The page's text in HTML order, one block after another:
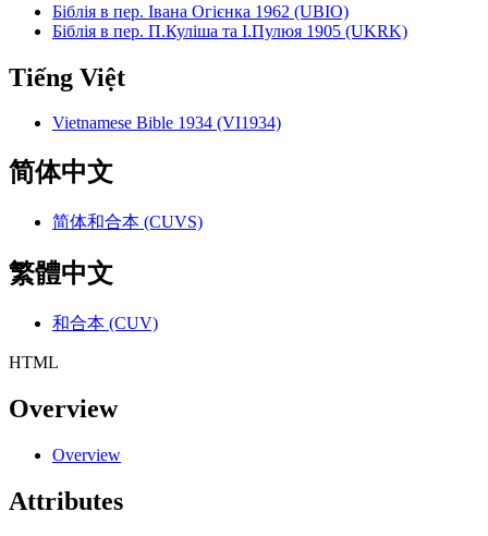
Біблія в пер. Івана Огієнка 1962 (UBIO)
Біблія в пер. П.Куліша та І.Пулюя 1905 (UKRK)
Tiếng Việt
Vietnamese Bible 1934 (VI1934)
简体中文
简体和合本 (CUVS)
繁體中文
和合本 (CUV)
HTML
Overview
Overview
Attributes